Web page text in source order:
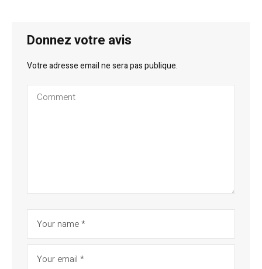
Donnez votre avis
Votre adresse email ne sera pas publique.